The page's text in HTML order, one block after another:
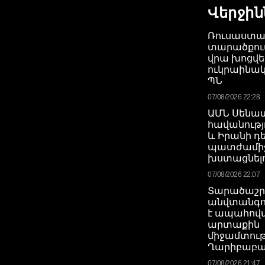
վրա
ՊՆ
07/08/2026 22:28
ԱՄՆ
և Իրանի
07/08/2026 22:07
է
արտաքին
07/08/2026 21:47